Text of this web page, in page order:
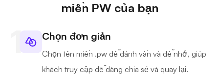
miền PW của bạn
Chọn đơn giản
Chọn tên miền .pw dễ đánh vần và dễ nhớ, giúp
khách truy cập dễ dàng chia sẻ và quay lại.